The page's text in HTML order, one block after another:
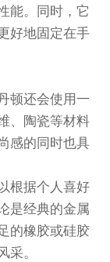
能。同时，它
好地固定在手
顿还会使用一
、陶瓷等材料
感的同时也具
根据个人喜好
是经典的金属
的橡胶或硅胶
采。